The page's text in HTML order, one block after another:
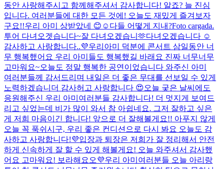
동안 사랑해주시고 함께해주셔서 감사합니다! 알죠? 늘 진심
입니다. 여러분들에 대한 모든 것에! 오늘도 재밌게 즐겨보자
구요!!우리 아미 상받았네 😊☺️ 다들 어떻게 지내?Foto cargada.
투어 다녀오겟습니다~잘 다녀오겠습니🫶다녀오겠습니다 ☺️
감사하고 사랑합니다..💜우리아미 덕분에 콘서트 삼일동안 너
무 행복했어요 우리 아미들도 행복했길 바래요 진짜 너무너무
고마워요~오늘도 정말 행복한 공연이었습니다 와주신 아미
여러분들께 감서드리며 내일은 더 좋은 무대를 선보일 수 있게
노력하겠습니더 감사허고 사랑합니다 😍오늘 궂은 날씨에도
응원해주신 우리 아미여러분들 감사합니다! 더 멋지게 보여드
리고 싶었는데 비가 많이 와서 참 아쉽네요. 그저 잘하고 싶은
게 저희 마음이긴 합니다! 앞으로 더 잘해볼게요!! 아푸지 않게
오늘 꼭 푹쉬시구, 우리 좋은 컨디션으로 다시 봐요 오늘도 감
사하고 사랑합니다!💜입장과 퇴장은 저희가 잘 정리해서 안전
하게 신속하게 잘 할 수 있게 해볼게요! 오늘 와주셔서 감사했
어요 고마워요! 보라해요오💜우리 아미여러분들 오늘 아리랑